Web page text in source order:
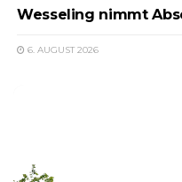
Wesseling nimmt
6. AUGUST 2026